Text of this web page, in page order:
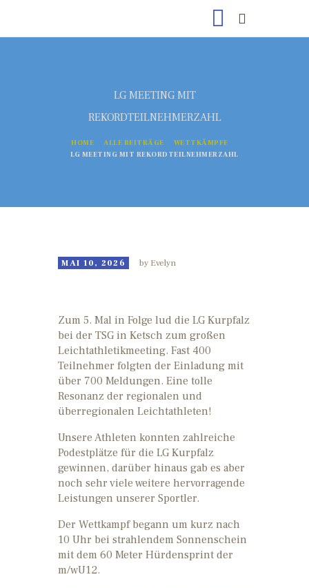
LG MEETING MIT
REKORDTEILNEHMERZAHL
HOME ALLE BEITRÄGE
WETTKÄMPFE
LG MEETING MIT REKORDTEILNEHMERZAHL
MAI 10, 2026 by Evelyn
Zum 5. Mal in Folge lud die LG Kurpfalz
bei der TSG in Ketsch zum großen
Leichtathletikmeeting. Fast 400
Teilnehmer folgten der Einladung mit
über 700 Meldungen. Eine tolle
Resonanz der regionalen und
überregionalen Leichtathleten!
Unsere Athleten konnten zahlreiche
Podestplätze für die LG Kurpfalz
gewinnen, darüber hinaus gab es aber
noch sehr viele weitere hervorragende
Leistungen unserer Sportler.
Der Wettkampf begann um kurz nach
10 Uhr bei strahlendem Sonnenschein
mit dem 60 Meter Hürdensprint der
m/wU12.